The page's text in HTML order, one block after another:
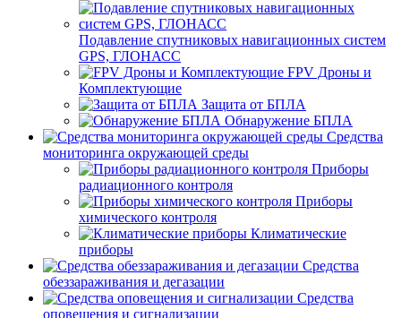
Подавление спутниковых навигационных систем
GPS, ГЛОНАСС
FPV Дроны и
Комплектующие
Защита от БПЛА
Обнаружение БПЛА
Средства
мониторинга окружающей среды
Приборы
радиационного контроля
Приборы
химического контроля
Климатические
приборы
Средства
обеззараживания и дегазации
Средства
оповещения и сигнализации